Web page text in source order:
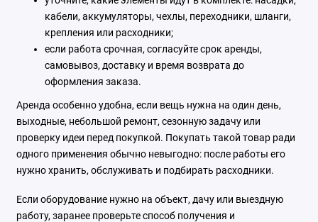
кабели, аккумуляторы, чехлы, переходники, шланги,
крепления или расходники;
если работа срочная, согласуйте срок аренды,
самовывоз, доставку и время возврата до
оформления заказа.
Аренда особенно удобна, если вещь нужна на один день,
выходные, небольшой ремонт, сезонную задачу или
проверку идеи перед покупкой. Покупать такой товар ради
одного применения обычно невыгодно: после работы его
нужно хранить, обслуживать и подбирать расходники.
Если оборудование нужно на объект, дачу или выездную
работу, заранее проверьте способ получения и